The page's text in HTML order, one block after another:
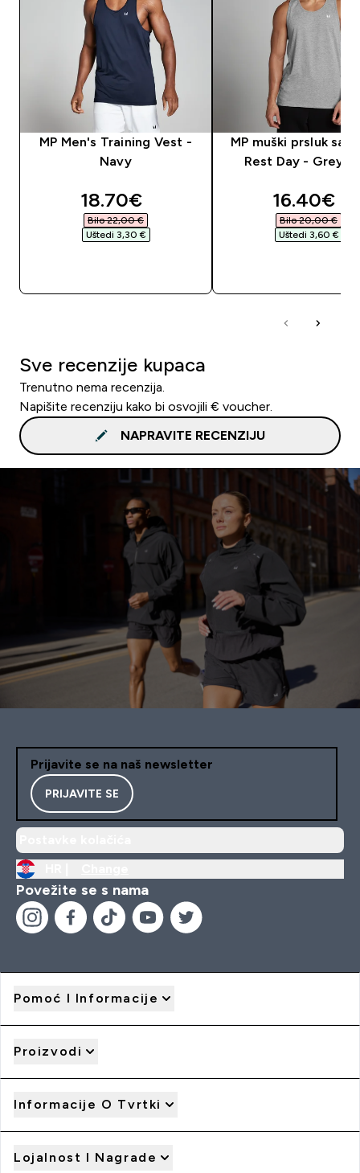
MP Men's Training Vest -
Navy
discounted price
18.70€‎
Bilo 22,00 €‎
Uštedi 3,30 €‎
MP muški prsluk sa
Rest Day - Grey
16.40€‎
Bilo 20,00 €‎
Uštedi 3,60 €‎
Sve recenzije kupaca
Trenutno nema recenzija.
Napišite recenziju kako bi osvojili € voucher.
NAPRAVITE RECENZIJU
Prijavite se na naš newsletter
PRIJAVITE SE
Povežite se s nama
Pomoć I Informacije
Proizvodi
Informacije O Tvrtki
Lojalnost I Nagrade